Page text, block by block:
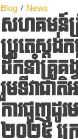
Blog News
សហគមន៍​
ប្រូតេស្តង់
ដឹកនាំគ្រូ
រួមទីវាជា
ការជួញដូ
២០២៥​ ក្រ